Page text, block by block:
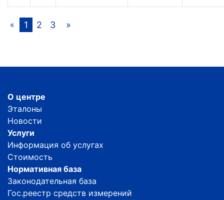
« 1 2 3 »
О центре
Эталоны
Новости
Услуги
Информация об услугах
Стоимость
Нормативная база
Законодательная база
Гос.реестр средств измерений